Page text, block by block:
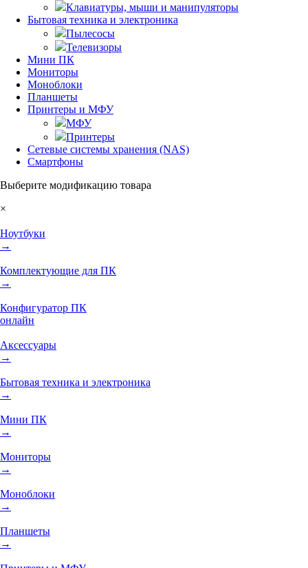
Клавиатуры, мыши и манипуляторы
Бытовая техника и электроника
Пылесосы
Телевизоры
Мини ПК
Мониторы
Моноблоки
Планшеты
Принтеры и МФУ
МФУ
Принтеры
Сетевые системы хранения (NAS)
Смартфоны
Выберите модификацию товара
×
Ноутбуки
→
Комплектующие для ПК
→
Конфигуратор ПК
онлайн
Аксессуары
→
Бытовая техника и электроника
→
Мини ПК
→
Мониторы
→
Моноблоки
→
Планшеты
→